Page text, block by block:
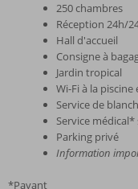
250 chambres
Réception 24h/
Hall d'accueil
Consigne à
Jardin tropical
Wi-Fi à la
Service de
Service
Parking privé
Information
*Payant